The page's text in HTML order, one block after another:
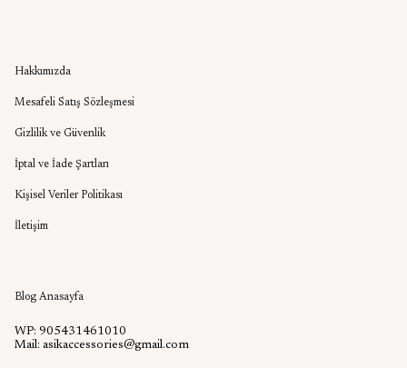
Hakkımızda
Mesafeli Satış Sözleşmesi
Gizlilik ve Güvenlik
İptal ve İade Şartları
Kişisel Veriler Politikası
İletişim
Blog Anasayfa
WP: 905431461010
Mail: asikaccessories@gmail.com